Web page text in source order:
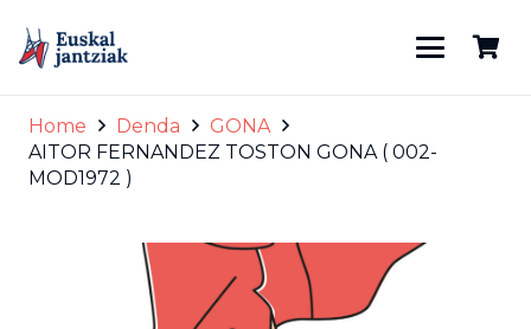
Home Denda
GONA
AITOR FERNANDEZ TOSTON GONA ( 002-
MOD1972 )